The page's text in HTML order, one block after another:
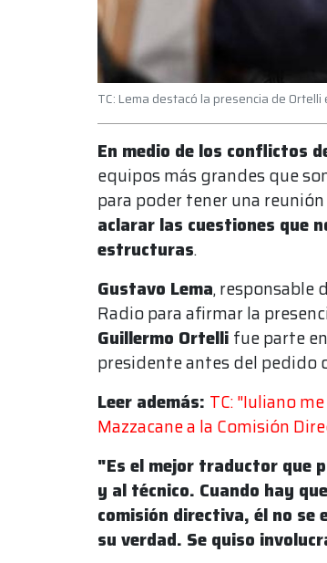
TC: Lema destacó la presencia de
En medio de los conflictos
equipos más grandes que
para poder tener una
aclarar las cuestiones que
estructuras.
Gustavo Lema, responsable
Radio para afirmar la
Guillermo Ortelli fue parte
presidente antes del pedido
Leer además: TC: "Iuliano
Mazzacane a la Comisión
"Es el mejor traductor que
y al técnico. Cuando hay
comisión directiva, él no se
su verdad. Se quiso